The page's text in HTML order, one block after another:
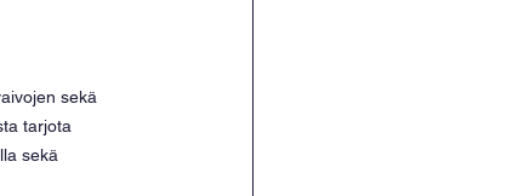
sekä
tarjota
sekä